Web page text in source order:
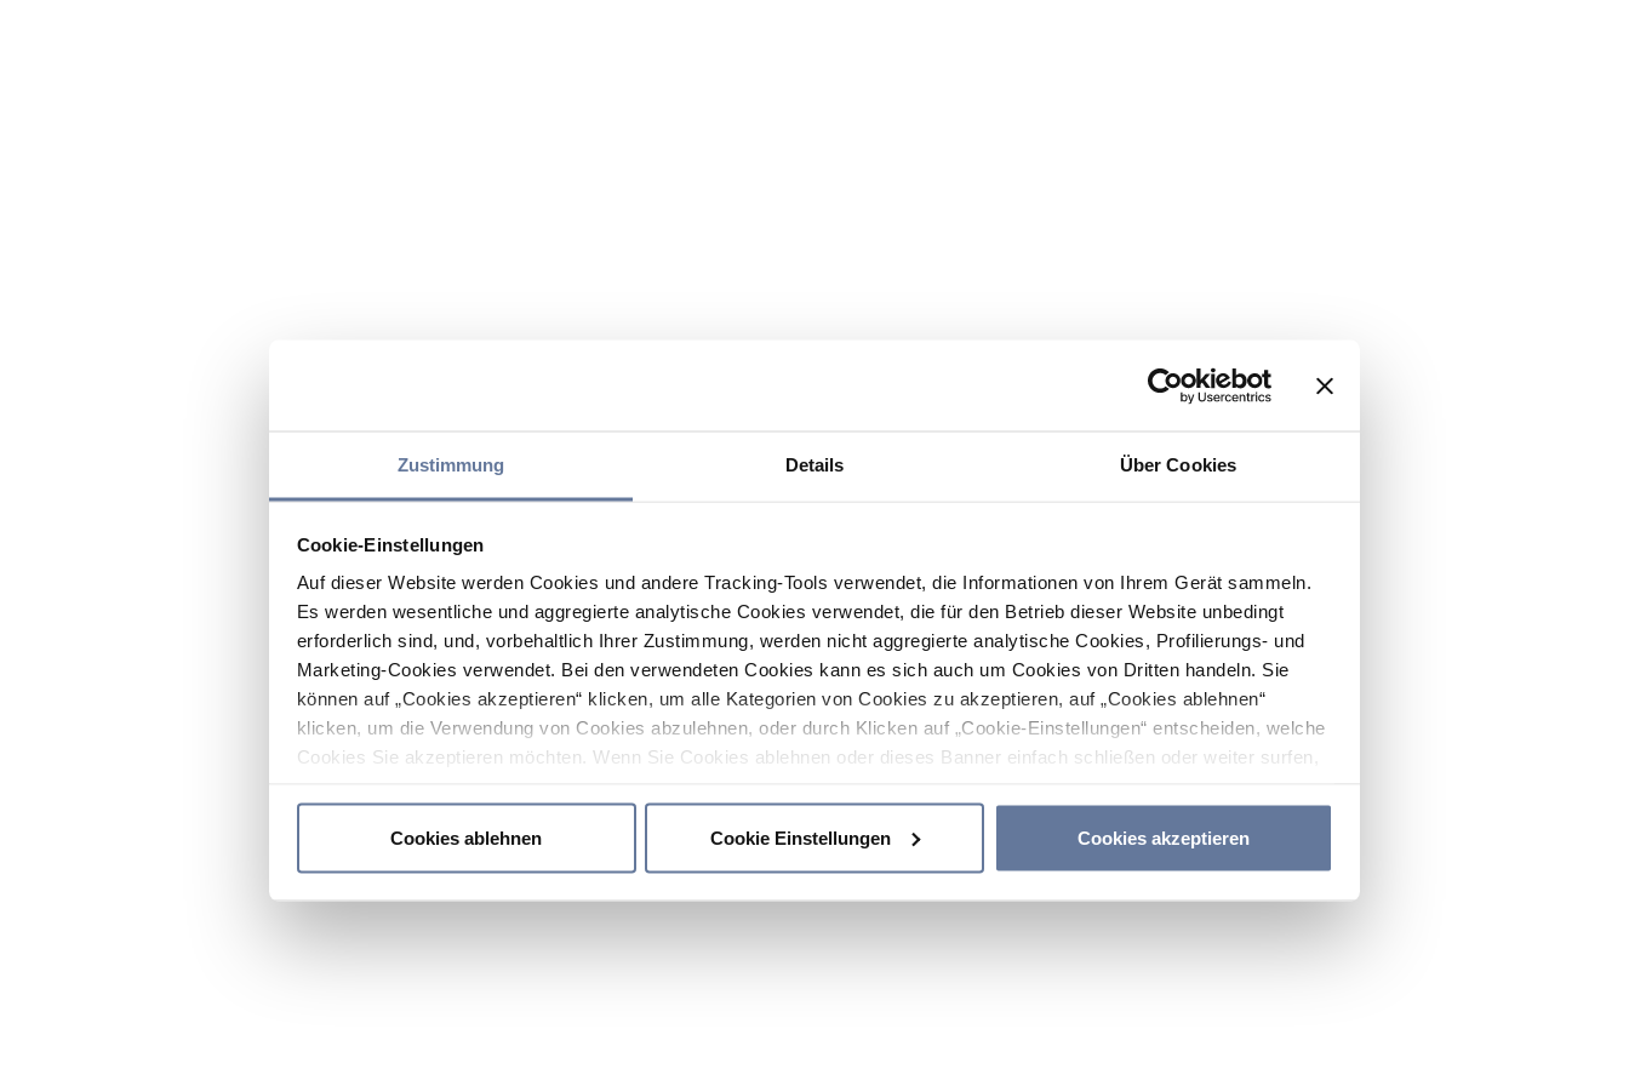
Zustimmung Details Über Cookies
Cookie-Einstellungen
Auf dieser Website werden Cookies und andere Tracking-Tools verwendet, die Informationen von Ihrem Gerät sammeln.
Es werden wesentliche und aggregierte analytische Cookies verwendet, die für den Betrieb dieser Website unbedingt
erforderlich sind, und, vorbehaltlich Ihrer Zustimmung, werden nicht aggregierte analytische Cookies, Profilierungs- und
Marketing-Cookies verwendet. Bei den verwendeten Cookies kann es sich auch um Cookies von Dritten handeln. Sie
können auf „Cookies akzeptieren“ klicken, um alle Kategorien von Cookies zu akzeptieren, auf „Cookies ablehnen“
klicken, um die Verwendung von Cookies abzulehnen, oder durch Klicken auf „Cookie-Einstellungen“ entscheiden, welche
Cookies Sie akzeptieren möchten. Wenn Sie Cookies ablehnen oder dieses Banner einfach schließen oder weiter surfen,
Cookies ablehnen
Cookie Einstellungen Cookies akzeptieren